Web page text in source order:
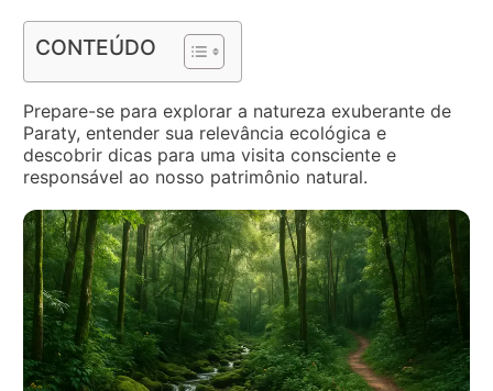
CONTEÚDO
Prepare-se para explorar a natureza exuberante de
Paraty, entender sua relevância ecológica e
descobrir dicas para uma visita consciente e
responsável ao nosso patrimônio natural.